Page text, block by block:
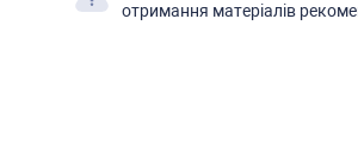
отримання матеріалів